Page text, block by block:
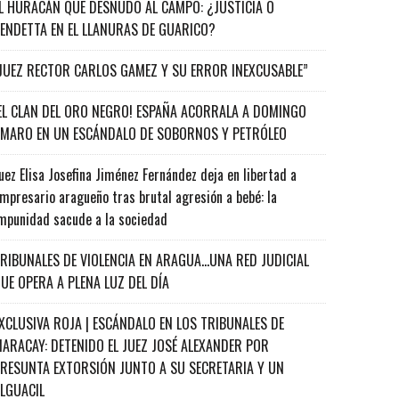
HURACÁN QUE DESNUDÓ AL CAMPO: ¿JUSTICIA O
EN EL LLANURAS DE GUARICO?
RECTOR CARLOS GAMEZ Y SU ERROR INEXCUSABLE”
CLAN DEL ORO NEGRO! ESPAÑA ACORRALA A DOMINGO
EN UN ESCÁNDALO DE SOBORNOS Y PETRÓLEO
Elisa Josefina Jiménez Fernández deja en libertad a
aragueño tras brutal agresión a bebé: la
sacude a la sociedad
DE VIOLENCIA EN ARAGUA…UNA RED JUDICIAL
OPERA A PLENA LUZ DEL DÍA
ROJA | ESCÁNDALO EN LOS TRIBUNALES DE
DETENIDO EL JUEZ JOSÉ ALEXANDER POR
EXTORSIÓN JUNTO A SU SECRETARIA Y UN